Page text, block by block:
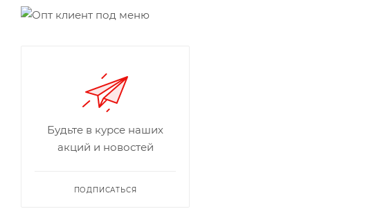
Будьте в курсе наших
акций и новостей
ПОДПИСАТЬСЯ